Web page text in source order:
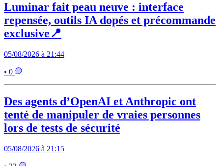
Luminar fait peau neuve : interface
repensée, outils IA dopés et précommande
exclusive📍
05/08/2026 à 21:44
• 0
Des agents d’OpenAI et Anthropic ont
tenté de manipuler de vraies personnes
lors de tests de sécurité
05/08/2026 à 21:15